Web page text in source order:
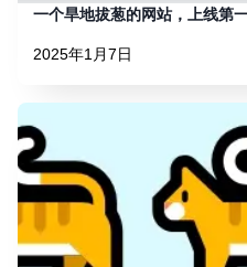
一个旱地拔葱的网站，上线第
2025年1月7日